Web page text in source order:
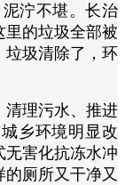
泞不堪。长治
里的垃圾全部被
垃圾清除了，环
理污水、推进
乡环境明显改
无害化抗冻水冲
厕所又干净又